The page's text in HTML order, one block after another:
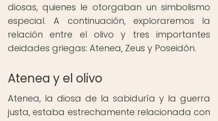
diosas, quienes le otorgaban un simbolismo
especial. A continuación, exploraremos la
relación entre el olivo y tres importantes
deidades griegas: Atenea, Zeus y Poseidón.
Atenea y el olivo
Atenea, la diosa de la sabiduría y la guerra
justa, estaba estrechamente relacionada con